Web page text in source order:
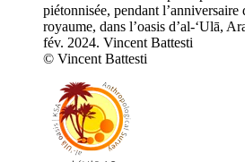
piétonnisée, pendant
royaume, dans l’oasis d’al-‘Ulā,
fév. 2024. Vincent Battesti
© Vincent Battesti